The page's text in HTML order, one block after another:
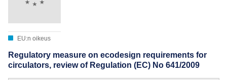
EU:n oikeus
Regulatory measure on ecodesign requirements for
circulators, review of Regulation (EC) No 641/2009